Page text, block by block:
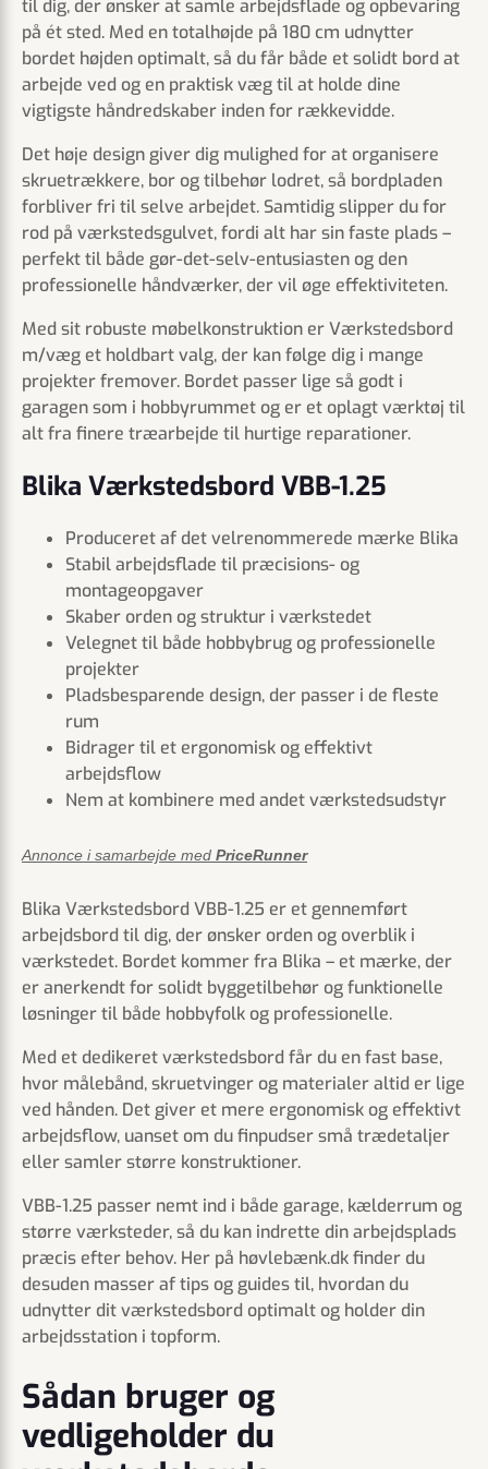
til dig, der ønsker at samle arbejdsflade og opbevaring
på ét sted. Med en totalhøjde på 180 cm udnytter
bordet højden optimalt, så du får både et solidt bord at
arbejde ved og en praktisk væg til at holde dine
vigtigste håndredskaber inden for rækkevidde.
Det høje design giver dig mulighed for at organisere
skruetrækkere, bor og tilbehør lodret, så bordpladen
forbliver fri til selve arbejdet. Samtidig slipper du for
rod på værkstedsgulvet, fordi alt har sin faste plads –
perfekt til både gør-det-selv-entusiasten og den
professionelle håndværker, der vil øge effektiviteten.
Med sit robuste møbelkonstruktion er Værkstedsbord
m/væg et holdbart valg, der kan følge dig i mange
projekter fremover. Bordet passer lige så godt i
garagen som i hobbyrummet og er et oplagt værktøj til
alt fra finere træarbejde til hurtige reparationer.
Blika Værkstedsbord VBB-1.25
Produceret af det velrenommerede mærke Blika
Stabil arbejdsflade til præcisions- og
montageopgaver
Skaber orden og struktur i værkstedet
Velegnet til både hobbybrug og professionelle
projekter
Pladsbesparende design, der passer i de fleste
rum
Bidrager til et ergonomisk og effektivt
arbejdsflow
Nem at kombinere med andet værkstedsudstyr
Annonce i samarbejde med PriceRunner
Blika Værkstedsbord VBB-1.25 er et gennemført
arbejdsbord til dig, der ønsker orden og overblik i
værkstedet. Bordet kommer fra Blika – et mærke, der
er anerkendt for solidt byggetilbehør og funktionelle
løsninger til både hobbyfolk og professionelle.
Med et dedikeret værkstedsbord får du en fast base,
hvor målebånd, skruetvinger og materialer altid er lige
ved hånden. Det giver et mere ergonomisk og effektivt
arbejdsflow, uanset om du finpudser små trædetaljer
eller samler større konstruktioner.
VBB-1.25 passer nemt ind i både garage, kælderrum og
større værksteder, så du kan indrette din arbejdsplads
præcis efter behov. Her på høvlebænk.dk finder du
desuden masser af tips og guides til, hvordan du
udnytter dit værkstedsbord optimalt og holder din
arbejdsstation i topform.
Sådan bruger og
vedligeholder du